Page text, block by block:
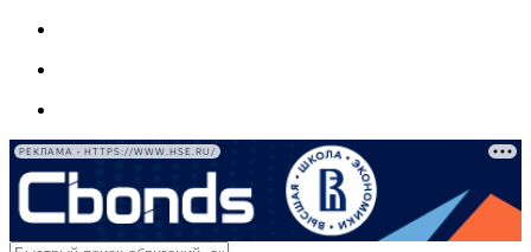
РЕКЛАМА • HTTPS://WWW.HSE.RU/